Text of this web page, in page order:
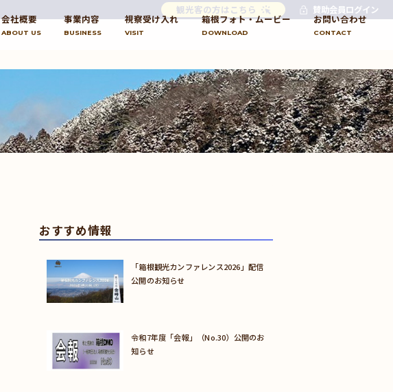
観光客の方はこちら 賛助会員ログイン
会社概要
ABOUT US
事業内容
BUSINESS
視察受け入れ
VISIT
箱根フォト・ムービー
DOWNLOAD
お問い合わせ
CONTACT
おすすめ情報
「箱根観光カンファレンス2026」配信
公開のお知らせ
令和7年度「会報」（No.30）公開のお
知らせ